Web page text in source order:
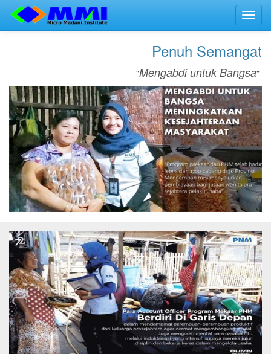
Penuh Semangat
"Mengabdi untuk Bangsa"